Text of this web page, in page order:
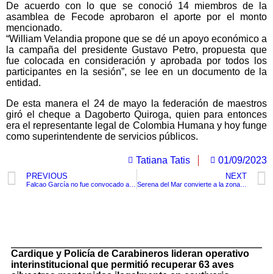
De acuerdo con lo que se conoció 14 miembros de la
asamblea de Fecode aprobaron el aporte por el monto
mencionado.
“William Velandia propone que se dé un apoyo económico a
la campaña del presidente Gustavo Petro, propuesta que
fue colocada en consideración y aprobada por todos los
participantes en la sesión”, se lee en un documento de la
entidad.
De esta manera el 24 de mayo la federación de maestros
giró el cheque a Dagoberto Quiroga, quien para entonces
era el representante legal de Colombia Humana y hoy funge
como superintendente de servicios públicos.
Tatiana Tatis 01/09/2023
PREVIOUS NEXT
Serena del Mar convierte a la zona norte de Cartagena en un importante generador de empleo para la ciudad
Cardique y Policía de Carabineros lideran operativo
interinstitucional que permitió recuperar 63 aves